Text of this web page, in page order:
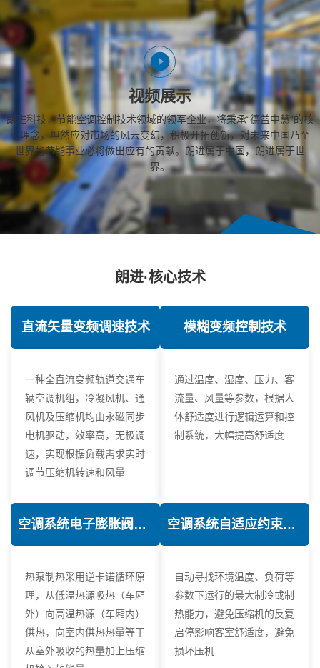
视频展示
朗进科技，节能空调控制技术领域的领军企业，将秉承“德益中慧”的核
心理念，坦然应对市场的风云变幻，积极开拓创新，对未来中国乃至
世界的节能事业必将做出应有的贡献。朗进属于中国，朗进属于世
界。
朗进·核心技术
直流矢量变频调速技术
一种全直流变频轨道交通车
辆空调机组，冷凝风机、通
风机及压缩机均由永磁同步
电机驱动，效率高，无极调
速，实现根据负载需求实时
调节压缩机转速和风量
模糊变频控制技术
通过温度、湿度、压力、客
流量、风量等参数，根据人
体舒适度进行逻辑运算和控
制系统，大幅提高舒适度
空调系统电子膨胀阀热力学优化技术
热泵制热采用逆卡诺循环原
理，从低温热源吸热（车厢
外）向高温热源（车厢内）
供热，向室内供热热量等于
从室外吸收的热量加上压缩
空调系统自适应约束控制技术
自动寻找环境温度、负荷等
参数下运行的最大制冷或制
热能力，避免压缩机的反复
启停影响客室舒适度，避免
损坏压机